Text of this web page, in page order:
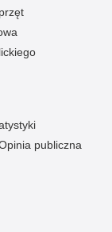
publiczna